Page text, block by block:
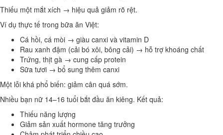
Thiếu một mắt xích → hiệu quả giảm rõ rệt.
Ví dụ thực tế trong bữa ăn Việt:
Cá hồi, cá mòi → giàu canxi và vitamin D
Rau xanh đậm (cải bó xôi, bông cải) → hỗ trợ khoáng chất
Trứng, thịt gà → cung cấp protein
Sữa tươi → bổ sung thêm canxi
Một lỗi khá phổ biến: giảm cân quá sớm.
Nhiều bạn nữ 14–16 tuổi bắt đầu ăn kiêng. Kết quả:
Thiếu năng lượng
Giảm sản xuất hormone tăng trưởng